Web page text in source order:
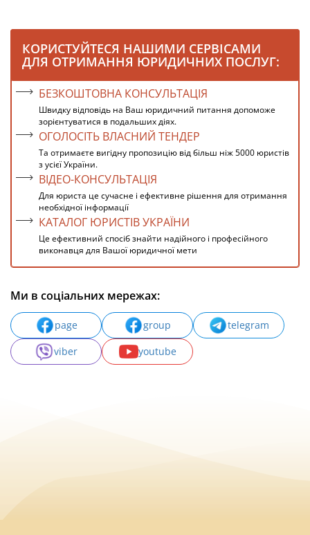
КОРИСТУЙТЕСЯ НАШИМИ СЕРВІСАМИ
ДЛЯ ОТРИМАННЯ ЮРИДИЧНИХ ПОСЛУГ:
БЕЗКОШТОВНА КОНСУЛЬТАЦІЯ
Швидку відповідь на Ваш юридичний питання допоможе
зорієнтуватися в подальших діях.
ОГОЛОСІТЬ ВЛАСНИЙ ТЕНДЕР
Та отримаєте вигідну пропозицію від більш ніж 5000 юристів
з усієї України.
ВІДЕО-КОНСУЛЬТАЦІЯ
Для юриста це сучасне і ефективне рішення для отримання
необхідної інформації
КАТАЛОГ ЮРИСТІВ УКРАЇНИ
Це ефективний спосіб знайти надійного і професійного
виконавця для Вашої юридичної мети
Ми в соціальних мережах:
page group
telegram
viber
youtube